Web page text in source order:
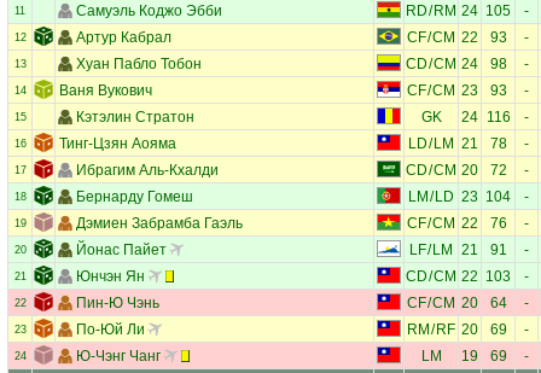
11 Самуэль Коджо Эбби RD/ RM 24 105 -
12 Артур Кабрал CF/CM 22 93 -
13 Хуан Пабло Тобон CD/CM 24 98 -
14 Ваня Вукович CF/CM 23 93 -
15 Кэтэлин Стратон GK 24 116 -
16 Тинг-Цзян Аояма LD/ LM 21 78 -
17 Ибрагим Аль-Кхалди CD/CM 20 72 -
18 Бернарду Гомеш LM / LD 23 104 -
19 Дэмиен Забрамба Гаэль CF/CM 22 76 -
20 Йонас Пайет LF/ LM 21 91 -
21 Юнчэн Ян CD/CM 22 103 -
22 Пин-Ю Чэнь CF/CM 20 64 -
23 По-Юй Ли RM / RF 20 69 -
24 Ю-Чэнг Чанг LM 19 69 -